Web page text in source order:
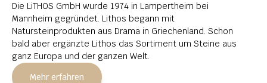
Die LiTHOS GmbH wurde 1974 in Lampertheim bei
Mannheim gegründet. Lithos begann mit
Natursteinprodukten aus Drama in Griechenland. Schon
bald aber ergänzte Lithos das Sortiment um Steine aus
ganz Europa und der ganzen Welt.
Mehr erfahren